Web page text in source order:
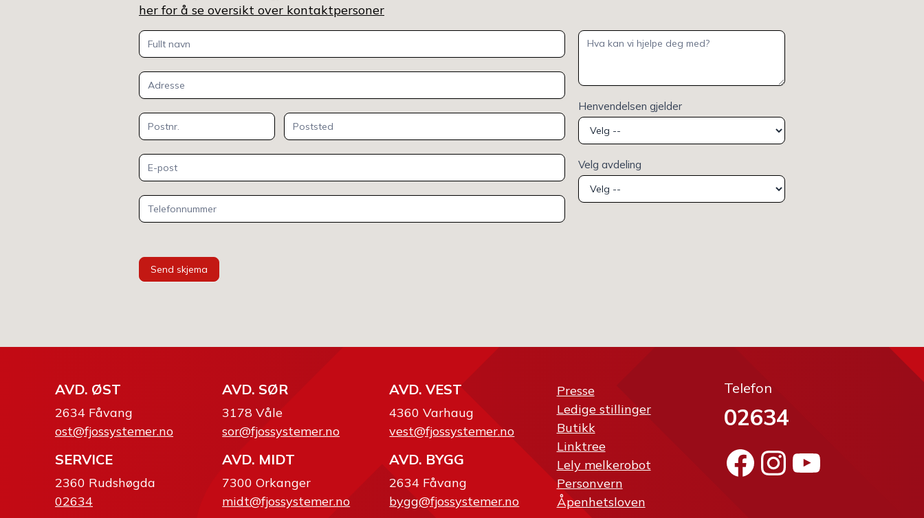
her for å se oversikt over kontaktpersoner
Kontakt
oss
Henvendelsen gjelder
Velg avdeling
Send skjema
AVD. ØST
2634 Fåvang
ost@fjossystemer.no
SERVICE
2360 Rudshøgda
02634
AVD. SØR
3178 Våle
sor@fjossystemer.no
AVD. MIDT
7300 Orkanger
midt@fjossystemer.no
AVD. VEST
4360 Varhaug
vest@fjossystemer.no
AVD. BYGG
2634 Fåvang
bygg@fjossystemer.no
Presse
Ledige stillinger
Butikk
Linktree
Lely melkerobot
Personvern
Åpenhetsloven
Telefon
02634
Facebook
Instagram
YouTube